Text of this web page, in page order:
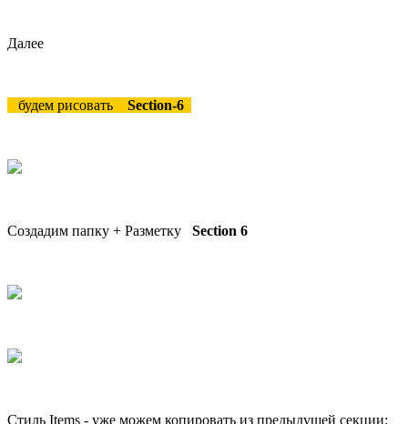
Далее
будем рисовать Section-6
Создадим папку + Разметку Section 6
Стиль Items - уже можем копировать из предыдущей секции: